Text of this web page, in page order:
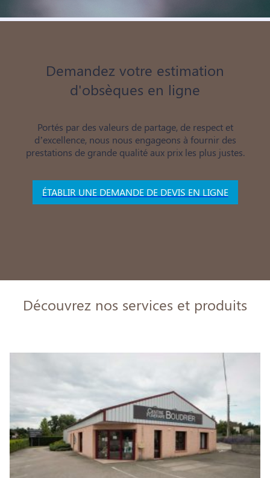
Demandez votre estimation
d'obsèques en ligne
Portés par des valeurs de partage, de respect et
d’excellence, nous nous engageons à fournir des
prestations de grande qualité aux prix les plus justes.
ÉTABLIR UNE DEMANDE DE DEVIS EN LIGNE
Découvrez nos services et produits